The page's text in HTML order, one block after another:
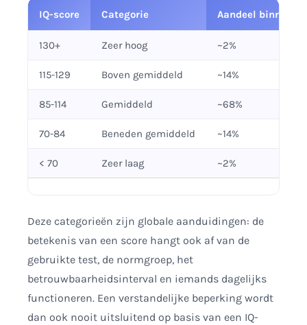
IQ-score Categorie Aandeel binnen
130+ Zeer hoog ~2%
115-129 Boven gemiddeld ~14%
85-114 Gemiddeld ~68%
70-84 Beneden gemiddeld ~14%
< 70 Zeer laag ~2%
Deze categorieën zijn globale aanduidingen: de
betekenis van een score hangt ook af van de
gebruikte test, de normgroep, het
betrouwbaarheidsinterval en iemands dagelijks
functioneren. Een verstandelijke beperking wordt
dan ook nooit uitsluitend op basis van een IQ-